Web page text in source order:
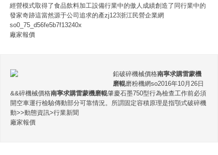
經營模式取得了食品飲料加工設備行業中的傲人成績創造了同行業中的
發家奇跡這當然源于公司追求的產zj123浙江民營企業網
so0_75_d56fe5b7f13240x
廠家報價
鉛破碎機械價格南寧求購雷蒙機
磨輥磨粉機網so2016年10月26日
&&碎機械價格南寧求購雷蒙機磨輥肇慶石墨750型行為檢查工作前必須
開空車運行檢驗傳動部分可靠情況。所謂固定容積原理是指顎式破碎機
動>>動態資訊>行業新聞
廠家報價